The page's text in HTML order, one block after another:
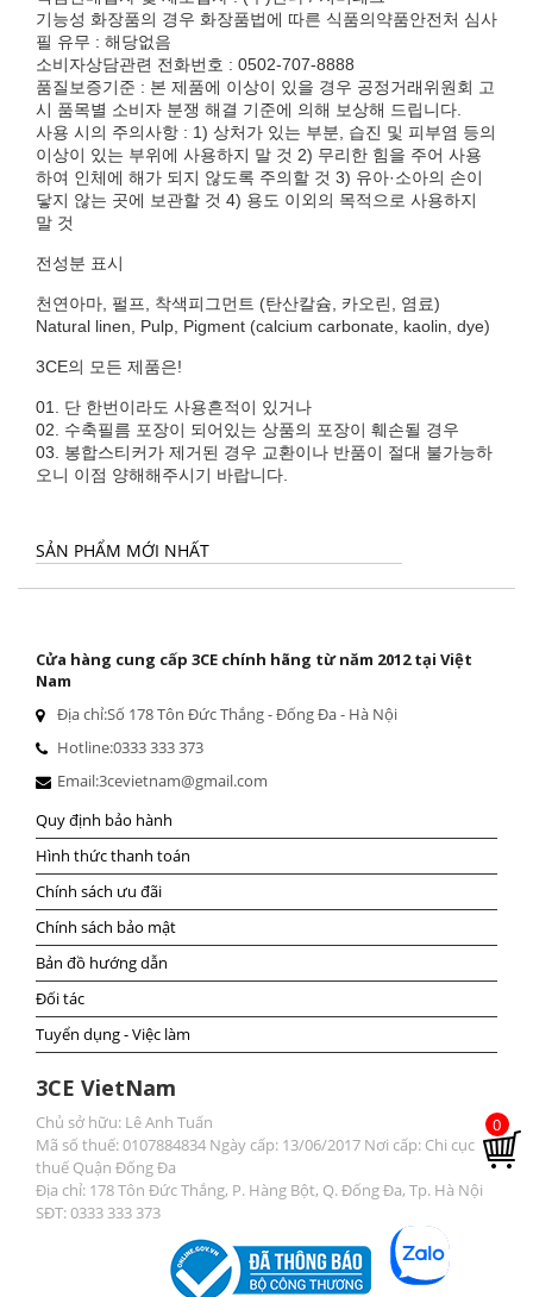
기능성 화장품의 경우 화장품법에 따른 식품의약품안전처 심사
필 유무 : 해당없음
소비자상담관련 전화번호 : 0502-707-8888
품질보증기준 : 본 제품에 이상이 있을 경우 공정거래위원회 고
시 품목별 소비자 분쟁 해결 기준에 의해 보상해 드립니다.
사용 시의 주의사항 : 1) 상처가 있는 부분, 습진 및 피부염 등의
이상이 있는 부위에 사용하지 말 것 2) 무리한 힘을 주어 사용
하여 인체에 해가 되지 않도록 주의할 것 3) 유아·소아의 손이
닿지 않는 곳에 보관할 것 4) 용도 이외의 목적으로 사용하지
말 것
전성분 표시
천연아마, 펄프, 착색피그먼트 (탄산칼슘, 카오린, 염료)
Natural linen, Pulp, Pigment (calcium carbonate, kaolin, dye)
3CE의 모든 제품은!
01. 단 한번이라도 사용흔적이 있거나
02. 수축필름 포장이 되어있는 상품의 포장이 훼손될 경우
03. 봉합스티커가 제거된 경우 교환이나 반품이 절대 불가능하
오니 이점 양해해주시기 바랍니다.
SẢN PHẨM MỚI NHẤT
Cửa hàng cung cấp 3CE chính hãng từ năm 2012 tại Việt
Nam
Địa chỉ:Số 178 Tôn Đức Thắng - Đống Đa - Hà Nội
Hotline:0333 333 373
Email:3cevietnam@gmail.com
Quy định bảo hành
Hình thức thanh toán
Chính sách ưu đãi
Chính sách bảo mật
Bản đồ hướng dẫn
Đối tác
Tuyển dụng - Việc làm
3CE VietNam
Chủ sở hữu: Lê Anh Tuấn
Mã số thuế: 0107884834 Ngày cấp: 13/06/2017 Nơi cấp: Chi cục
thuế Quận Đống Đa
Địa chỉ: 178 Tôn Đức Thắng, P. Hàng Bột, Q. Đống Đa, Tp. Hà Nội
SĐT: 0333 333 373
0